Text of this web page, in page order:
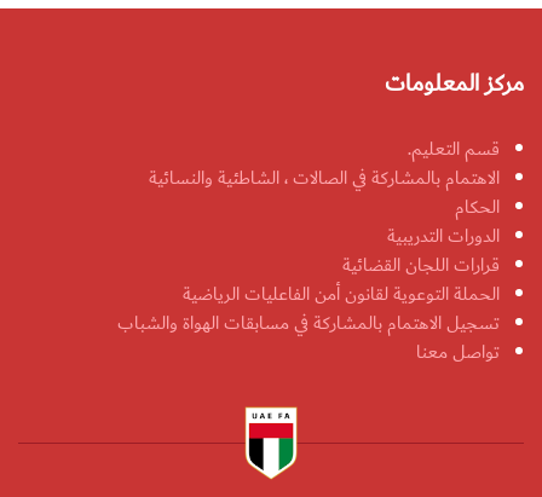
مركز المعلومات
قسم التعليم.
الاهتمام بالمشاركة في الصالات ، الشاطئية والنسائية
الحكام
الدورات التدريبية
قرارات اللجان القضائية
الحملة التوعوية لقانون أمن الفاعليات الرياضية
تسجيل الاهتمام بالمشاركة في مسابقات الهواة والشباب
تواصل معنا